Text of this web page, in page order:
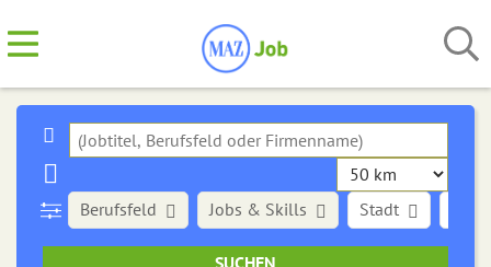
Stadt
Berufsfeld Jobs & Skills